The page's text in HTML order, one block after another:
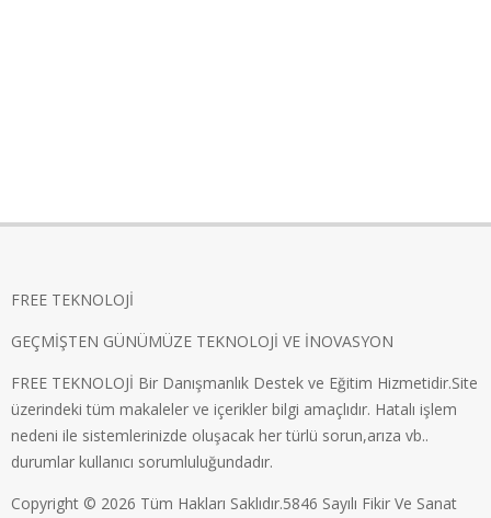
FREE TEKNOLOJİ
GEÇMİŞTEN GÜNÜMÜZE TEKNOLOJİ VE İNOVASYON
FREE TEKNOLOJİ Bir Danışmanlık Destek ve Eğitim Hizmetidir.Site
üzerindeki tüm makaleler ve içerikler bilgi amaçlıdır. Hatalı işlem
nedeni ile sistemlerinizde oluşacak her türlü sorun,arıza vb..
durumlar kullanıcı sorumluluğundadır.
Copyright © 2026 Tüm Hakları Saklıdır.5846 Sayılı Fikir Ve Sanat